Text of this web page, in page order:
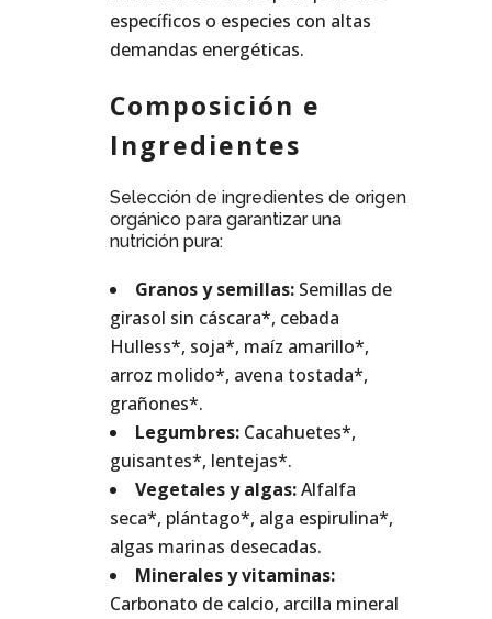
específicos o especies con altas
demandas energéticas.
Composición e
Ingredientes
Selección de ingredientes de origen
orgánico para garantizar una
nutrición pura:
Granos y semillas: Semillas de
girasol sin cáscara*, cebada
Hulless*, soja*, maíz amarillo*,
arroz molido*, avena tostada*,
grañones*.
Legumbres: Cacahuetes*,
guisantes*, lentejas*.
Vegetales y algas:Alfalfa
seca*, plántago*, alga espirulina*,
algas marinas desecadas.
Minerales y vitaminas:
Carbonato de calcio, arcilla mineral